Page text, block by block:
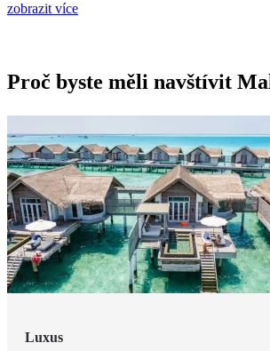
zobrazit více
Proč byste měli navštívit
Luxus